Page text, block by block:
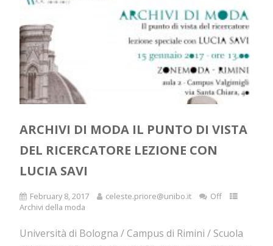
ARCHIVI DI MODA IL PUNTO DI VISTA
DEL RICERCATORE LEZIONE CON
LUCIA SAVI
February 8, 2017 celeste.priore@unibo.it
Off
Archivi della moda
Università di Bologna / Campus di Rimini / Scuola